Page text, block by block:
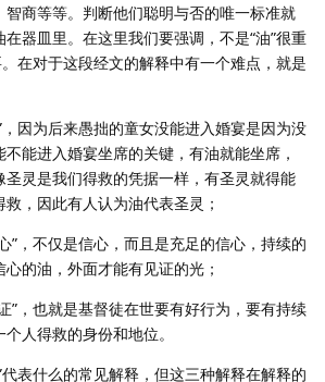
智商等等。判断他们聪明与否的唯一标准就
器皿里。在这里我们要强调，不是“油”很重
在对于这段经文的解释中有一个难点，就是
因为后来愚拙的童女没能进入婚宴是因为没
能进入婚宴坐席的关键，有油就能坐席，
灵是我们得救的凭据一样，有圣灵就得能
，因此有人认为油代表圣灵；
”，不仅是信心，而且是充足的信心，持续的
的油，外面才能有见证的光；
”，也就是基督徒在世要有好行为，要有持续
人得救的身份和地位。
表什么的常见解释，但这三种解释在解释的